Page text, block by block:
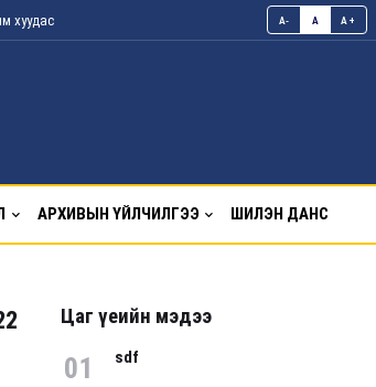
хуудас A- A A+
АРХИВЫН ҮЙЛЧИЛГЭЭ ШИЛЭН ДАНС
Цаг үеийн мэдээ
01 sdf